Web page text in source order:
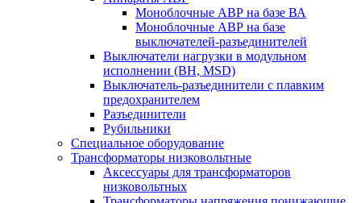
Моноблочные АВР на базе ВА
Моноблочные АВР на базе
выключателей-разъединителей
Выключатели нагрузки в модульном
исполнении (ВН, MSD)
Выключатель-разъединители с плавким
предохранителем
Разъединители
Рубильники
Специальное оборудование
Трансформаторы низковольтные
Аксессуары для трансформаторов
низковольтных